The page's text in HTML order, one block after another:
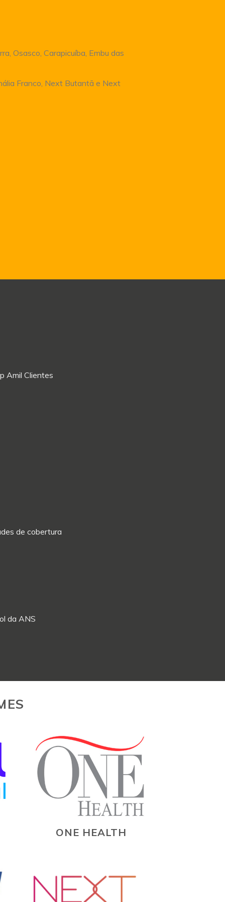
Osasco, Carapicuíba, Embu das
Franco, Next Butantã e Next
Amil Clientes
de cobertura
da ANS
ONE HEALTH